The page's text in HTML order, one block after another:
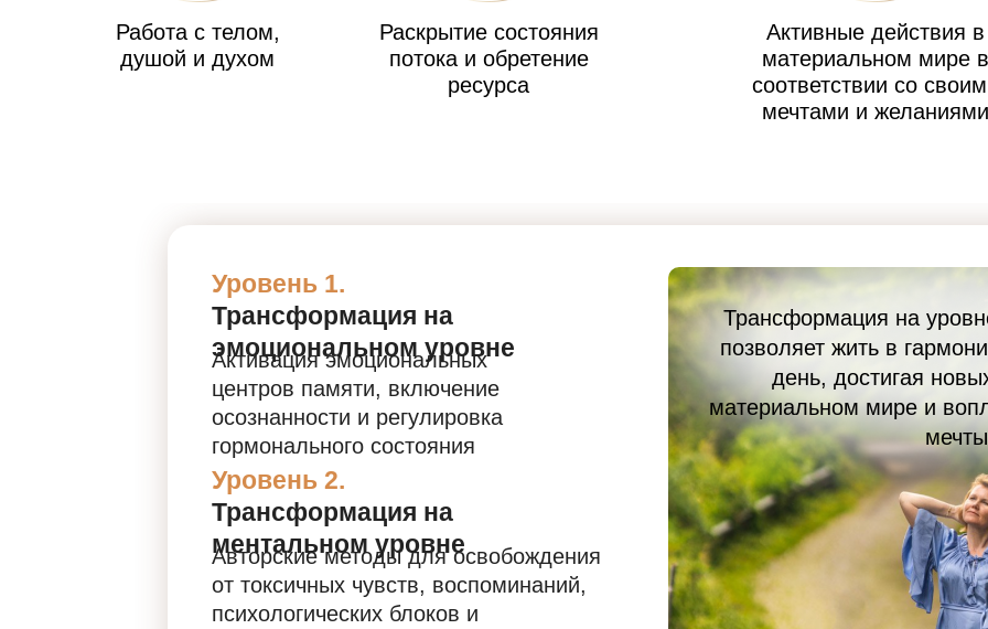
Работа с телом,
душой и духом
Раскрытие состояния
потока и обретение
ресурса
Активные действия в
материальном мире в
соответствии со
мечтами и желаниями
Уровень 1.
Трансформация на
эмоциональном уровне
Активация эмоциональных
центров памяти, включение
осознанности и регулировка
гормонального состояния
Уровень 2.
Трансформация на
ментальном уровне
Авторские методы для освобождения
от токсичных чувств, воспоминаний,
психологических блоков и
Трансформация на
позволяет жить в
день, достигая
материальном мире и
мечты